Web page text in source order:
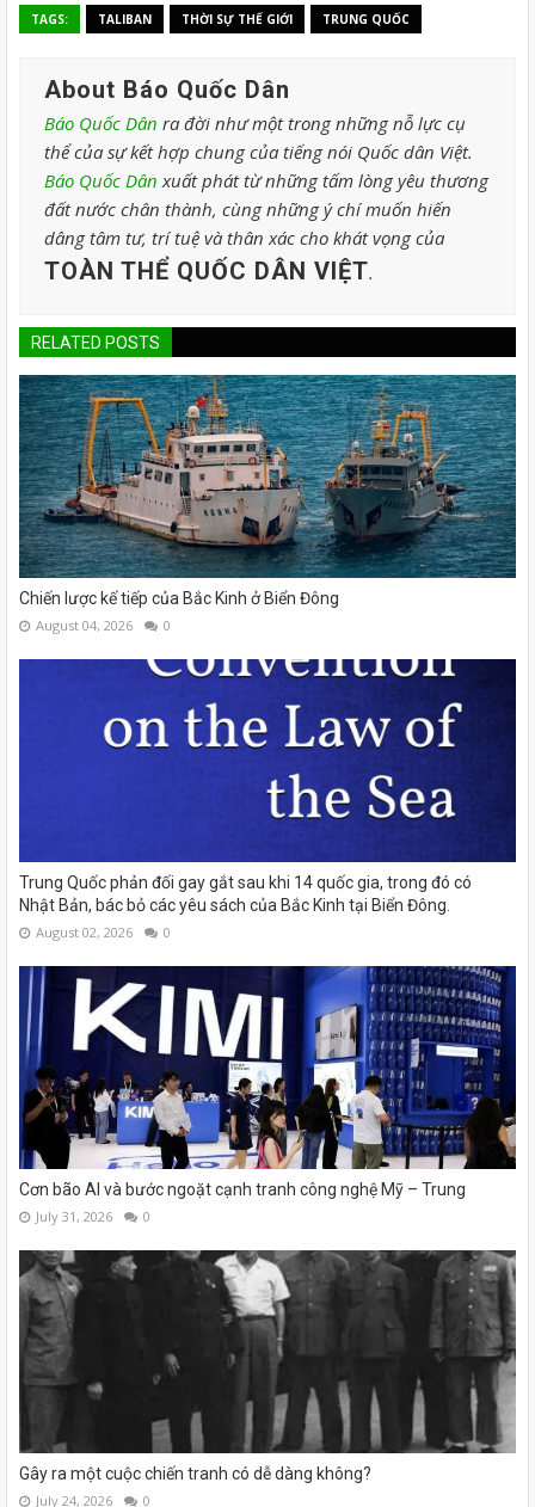
TAGS: TALIBAN THỜI SỰ THẾ GIỚI TRUNG QUỐC
About Báo Quốc Dân
Báo Quốc Dân ra đời như một trong những nỗ lực cụ
thể của sự kết hợp chung của tiếng nói Quốc dân Việt.
Báo Quốc Dân xuất phát từ những tấm lòng yêu thương
đất nước chân thành, cùng những ý chí muốn hiến
dâng tâm tư, trí tuệ và thân xác cho khát vọng của
TOÀN THỂ QUỐC DÂN VIỆT.
RELATED POSTS
Chiến lược kế tiếp của Bắc Kinh ở Biển Đông
August 04, 2026 0
Trung Quốc phản đối gay gắt sau khi 14 quốc gia, trong đó có
Nhật Bản, bác bỏ các yêu sách của Bắc Kinh tại Biển Đông.
August 02, 2026 0
Cơn bão AI và bước ngoặt cạnh tranh công nghệ Mỹ – Trung
July 31, 2026 0
Gây ra một cuộc chiến tranh có dễ dàng không?
July 24, 2026 0